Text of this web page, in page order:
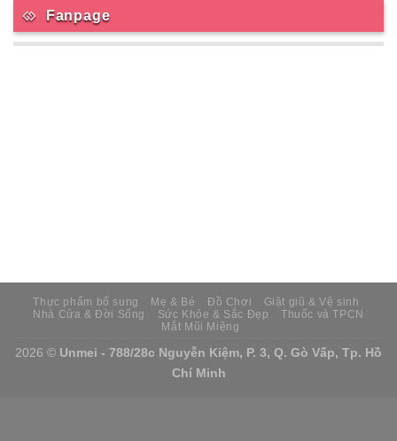
Fanpage
Thực phẩm bổ sung Mẹ & Bé Đồ Chơi
Giặt giũ & Vệ sinh
Nhà Cửa & Đời Sống
Sức Khỏe & Sắc Đẹp
Thuốc và TPCN
Mắt Mũi Miệng
2026 © Unmei - 788/28c Nguyễn Kiệm, P. 3, Q. Gò Vấp, Tp. Hồ
Chí Minh